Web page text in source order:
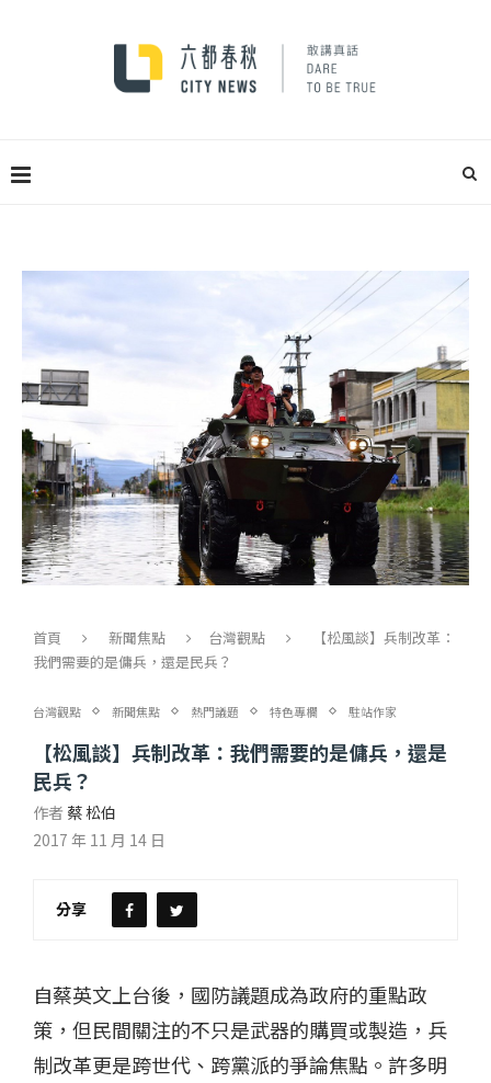
首頁 新聞焦點 台灣觀點
【松風談】兵制改革：
我們需要的是傭兵，還是民兵？
台灣觀點 新聞焦點 熱門議題 特色專欄 駐站作家
【松風談】兵制改革：我們需要的是傭兵，還是
民兵？
作者 蔡 松伯
2017 年 11 月 14 日
分享
自蔡英文上台後，國防議題成為政府的重點政
策，但民間關注的不只是武器的購買或製造，兵
制改革更是跨世代、跨黨派的爭論焦點。許多明